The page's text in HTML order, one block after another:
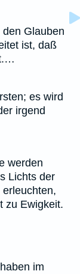
Glauben
ist, daß
es wird
irgend
werden
Lichts der
zu Ewigkeit.
im